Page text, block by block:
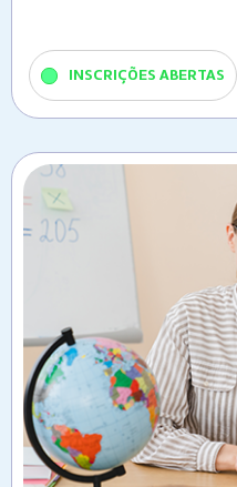
INSCRIÇÕES ABERTAS